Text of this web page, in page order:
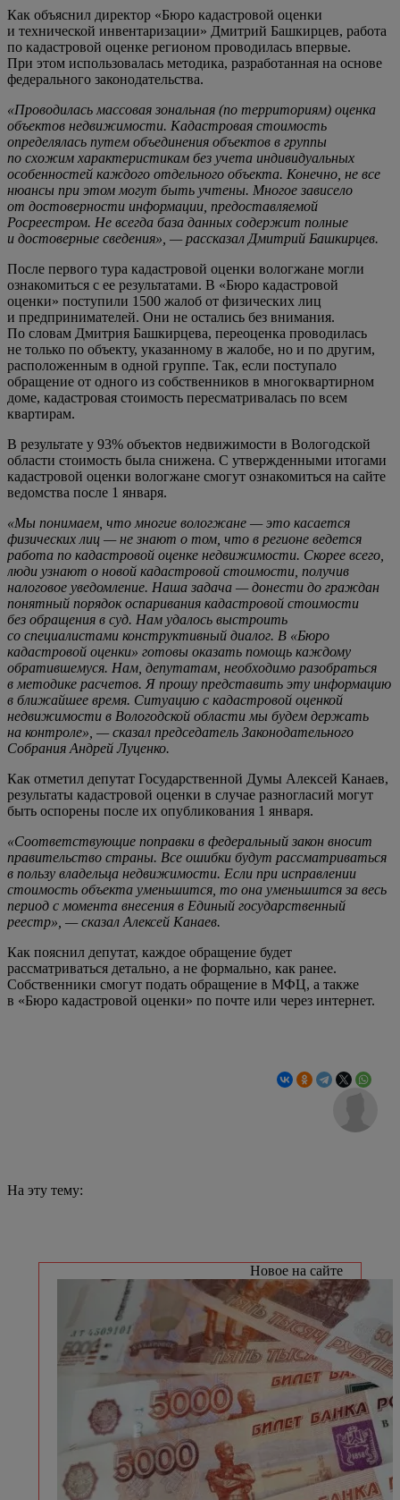
Как объяснил директор «Бюро кадастровой оценки
и технической инвентаризации» Дмитрий Башкирцев, работа
по кадастровой оценке регионом проводилась впервые.
При этом использовалась методика, разработанная на основе
федерального законодательства.
«Проводилась массовая зональная (по территориям) оценка
объектов недвижимости. Кадастровая стоимость
определялась путем объединения объектов в группы
по схожим характеристикам без учета индивидуальных
особенностей каждого отдельного объекта. Конечно, не все
нюансы при этом могут быть учтены. Многое зависело
от достоверности информации, предоставляемой
Росреестром. Не всегда база данных содержит полные
и достоверные сведения», — рассказал Дмитрий Башкирцев.
После первого тура кадастровой оценки вологжане могли
ознакомиться с ее результатами. В «Бюро кадастровой
оценки» поступили 1500 жалоб от физических лиц
и предпринимателей. Они не остались без внимания.
По словам Дмитрия Башкирцева, переоценка проводилась
не только по объекту, указанному в жалобе, но и по другим,
расположенным в одной группе. Так, если поступало
обращение от одного из собственников в многоквартирном
доме, кадастровая стоимость пересматривалась по всем
квартирам.
В результате у 93% объектов недвижимости в Вологодской
области стоимость была снижена. С утвержденными итогами
кадастровой оценки вологжане смогут ознакомиться на сайте
ведомства после 1 января.
«Мы понимаем, что многие вологжане — это касается
физических лиц — не знают о том, что в регионе ведется
работа по кадастровой оценке недвижимости. Скорее всего,
люди узнают о новой кадастровой стоимости, получив
налоговое уведомление. Наша задача — донести до граждан
понятный порядок оспаривания кадастровой стоимости
без обращения в суд. Нам удалось выстроить
со специалистами конструктивный диалог. В «Бюро
кадастровой оценки» готовы оказать помощь каждому
обратившемуся. Нам, депутатам, необходимо разобраться
в методике расчетов. Я прошу представить эту информацию
в ближайшее время. Ситуацию с кадастровой оценкой
недвижимости в Вологодской области мы будем держать
на контроле», — сказал председатель Законодательного
Собрания Андрей Луценко.
Как отметил депутат Государственной Думы Алексей Канаев,
результаты кадастровой оценки в случае разногласий могут
быть оспорены после их опубликования 1 января.
«Соответствующие поправки в федеральный закон вносит
правительство страны. Все ошибки будут рассматриваться
в пользу владельца недвижимости. Если при исправлении
стоимость объекта уменьшится, то она уменьшится за весь
период с момента внесения в Единый государственный
реестр», — сказал Алексей Канаев.
Как пояснил депутат, каждое обращение будет
рассматриваться детально, а не формально, как ранее.
Собственники смогут подать обращение в МФЦ, а также
в «Бюро кадастровой оценки» по почте или через интернет.
На эту тему:
Новое на сайте